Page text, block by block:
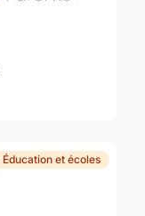
Éducation et écoles